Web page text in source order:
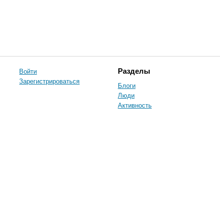
Войти
Зарегистрироваться
Разделы
Блоги
Люди
Активность